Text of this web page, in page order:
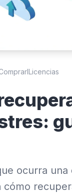
ocurra una
cómo